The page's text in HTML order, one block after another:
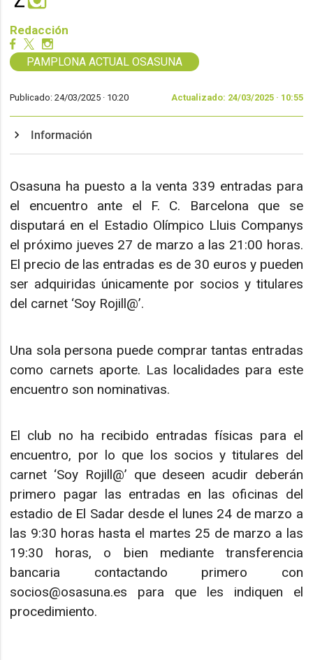
Redacción
PAMPLONA ACTUAL OSASUNA
Publicado: 24/03/2025 · 10:20 Actualizado: 24/03/2025 · 10:55
Información
Osasuna ha puesto a la venta 339 entradas para
el encuentro ante el F. C. Barcelona que se
disputará en el Estadio Olímpico Lluis Companys
el próximo jueves 27 de marzo a las 21:00 horas.
El precio de las entradas es de 30 euros y pueden
ser adquiridas únicamente por socios y titulares
del carnet ‘Soy Rojill@’.
Una sola persona puede comprar tantas entradas
como carnets aporte. Las localidades para este
encuentro son nominativas.
El club no ha recibido entradas físicas para el
encuentro, por lo que los socios y titulares del
carnet ‘Soy Rojill@’ que deseen acudir deberán
primero pagar las entradas en las oficinas del
estadio de El Sadar desde el lunes 24 de marzo a
las 9:30 horas hasta el martes 25 de marzo a las
19:30 horas, o bien mediante transferencia
bancaria contactando primero con
socios@osasuna.es para que les indiquen el
procedimiento.